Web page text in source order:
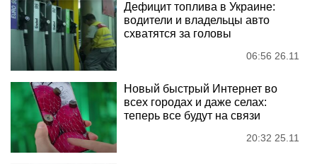
Дефицит топлива в Украине:
водители и владельцы авто
схватятся за головы
06:56 26.11
Новый быстрый Интернет во
всех городах и даже селах:
теперь все будут на связи
20:32 25.11